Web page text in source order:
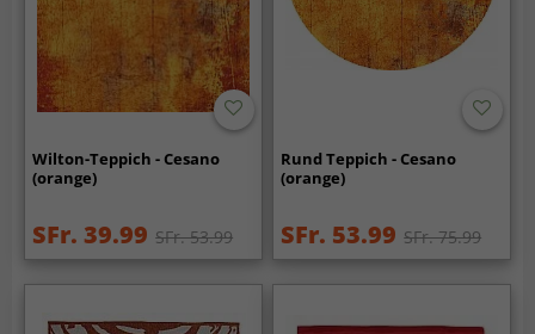
Wilton-Teppich - Cesano
(orange)
SFr. 39.99 SFr. 53.99
Rund Teppich - Cesano
(orange)
SFr. 53.99 SFr. 75.99